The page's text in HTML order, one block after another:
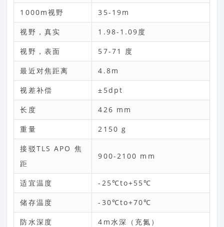
1000m视野 35-19m
视野，真实 1.98-1.09度
视野，表面 57-71 度
最近对焦距离 4.8m
视差补偿 ±5dpt
长度 426 mm
重量 2150 g
接驳TLS APO 焦
距
900-2100 mm
适宜温度 -25℃to+55℃
储存温度 -30℃to+70℃
防水深度 4m水深（充氮）